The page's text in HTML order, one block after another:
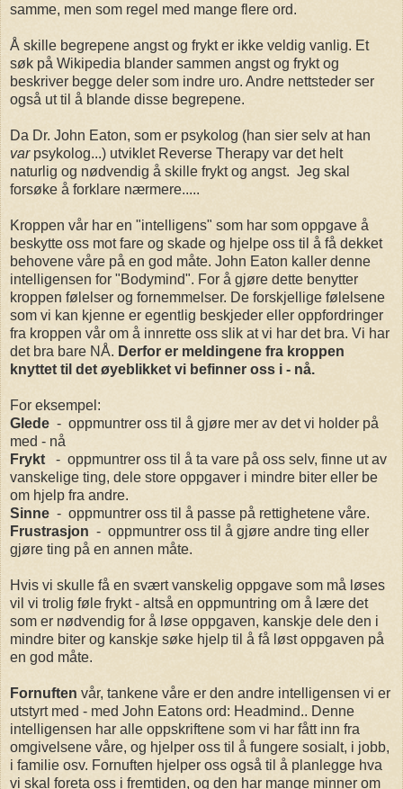
samme, men som regel med mange flere ord.
Å skille begrepene angst og frykt er ikke veldig vanlig. Et
søk på Wikipedia blander sammen angst og frykt og
beskriver begge deler som indre uro. Andre nettsteder ser
også ut til å blande disse begrepene.
Da Dr. John Eaton, som er psykolog (han sier selv at han
varpsykolog...) utviklet Reverse Therapy var det helt
naturlig og nødvendig å skille frykt og angst. Jeg skal
forsøke å forklare nærmere.....
Kroppen vår har en "intelligens" som har som oppgave å
beskytte oss mot fare og skade og hjelpe oss til å få dekket
behovene våre på en god måte. John Eaton kaller denne
intelligensen for "Bodymind". For å gjøre dette benytter
kroppen følelser og fornemmelser. De forskjellige følelsene
som vi kan kjenne er egentlig beskjeder eller oppfordringer
fra kroppen vår om å innrette oss slik at vi har det bra. Vi har
det bra bare NÅ. Derfor er meldingene fra kroppen
knyttet til det øyeblikket vi befinner oss i - nå.
For eksempel:
Glede - oppmuntrer oss til å gjøre mer av det vi holder på
med - nå
Frykt - oppmuntrer oss til å ta vare på oss selv, finne ut av
vanskelige ting, dele store oppgaver i mindre biter eller be
om hjelp fra andre.
Sinne - oppmuntrer oss til å passe på rettighetene våre.
Frustrasjon - oppmuntrer oss til å gjøre andre ting eller
gjøre ting på en annen måte.
Hvis vi skulle få en svært vanskelig oppgave som må løses
vil vi trolig føle frykt - altså en oppmuntring om å lære det
som er nødvendig for å løse oppgaven, kanskje dele den i
mindre biter og kanskje søke hjelp til å få løst oppgaven på
en god måte.
Fornuften vår, tankene våre er den andre intelligensen vi er
utstyrt med - med John Eatons ord: Headmind.. Denne
intelligensen har alle oppskriftene som vi har fått inn fra
omgivelsene våre, og hjelper oss til å fungere sosialt, i jobb,
i familie osv. Fornuften hjelper oss også til å planlegge hva
vi skal foreta oss i fremtiden, og den har mange minner om